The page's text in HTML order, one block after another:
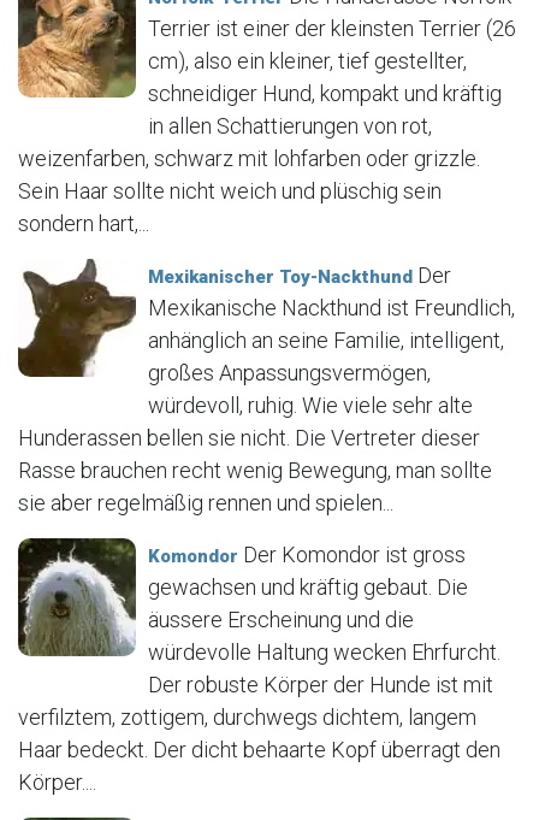
Terrier ist einer der kleinsten Terrier (26
cm), also ein kleiner, tief gestellter,
schneidiger Hund, kompakt und kräftig
in allen Schattierungen von rot,
weizenfarben, schwarz mit lohfarben oder grizzle.
Sein Haar sollte nicht weich und plüschig sein
sondern hart,...
Mexikanischer Toy-Nackthund Der
Mexikanische Nackthund ist Freundlich,
anhänglich an seine Familie, intelligent,
großes Anpassungsvermögen,
würdevoll, ruhig. Wie viele sehr alte
Hunderassen bellen sie nicht. Die Vertreter dieser
Rasse brauchen recht wenig Bewegung, man sollte
sie aber regelmäßig rennen und spielen...
Komondor Der Komondor ist gross
gewachsen und kräftig gebaut. Die
äussere Erscheinung und die
würdevolle Haltung wecken Ehrfurcht.
Der robuste Körper der Hunde ist mit
verfilztem, zottigem, durchwegs dichtem, langem
Haar bedeckt. Der dicht behaarte Kopf überragt den
Körper....